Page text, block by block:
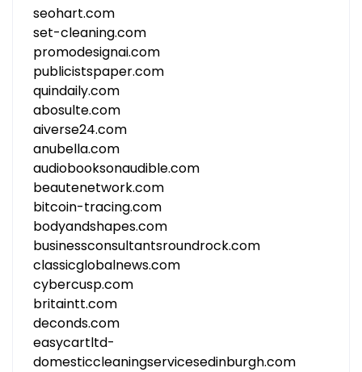
seohart.com
set-cleaning.com
promodesignai.com
publicistspaper.com
quindaily.com
abosulte.com
aiverse24.com
anubella.com
audiobooksonaudible.com
beautenetwork.com
bitcoin-tracing.com
bodyandshapes.com
businessconsultantsroundrock.com
classicglobalnews.com
cybercusp.com
britaintt.com
deconds.com
easycartltd-
domesticcleaningservicesedinburgh.com